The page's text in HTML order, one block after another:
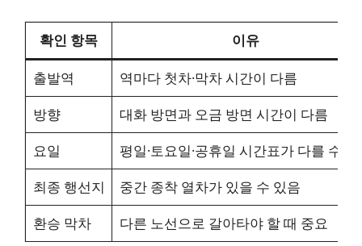
확인 항목 이유
출발역
역마다 첫차·막차 시간이 다름
방향
대화 방면과 오금 방면 시간이 다름
요일
평일·토요일·공휴일 시간표가 다를 수
최종 행선지
중간 종착 열차가 있을 수 있음
환승 막차
다른 노선으로 갈아타야 할 때 중요